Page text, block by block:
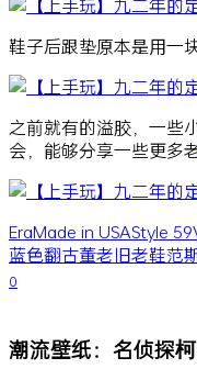
鞋子后跟垫原本是用一
之前就有的溢胶，一些
会，能够分享一些更多
EraMade in USAStyle 59
蓝色翻古董老旧老鞋范
0
潮流壁纸：名侦探